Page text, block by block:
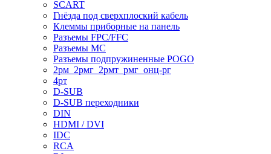
SCART
Гнёзда под сверхплоский кабель
Клеммы приборные на панель
Разъемы FPC/FFC
Разъемы MC
Разъемы подпружиненные POGO
2рм_2рмг_2рмт_рмг_онц-рг
4рт
D-SUB
D-SUB переходники
DIN
HDMI / DVI
IDC
RCA